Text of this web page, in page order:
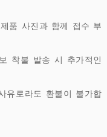
품 사진과 함께 접수 부
착불 발송 시 추가적인
유로라도 환불이 불가합